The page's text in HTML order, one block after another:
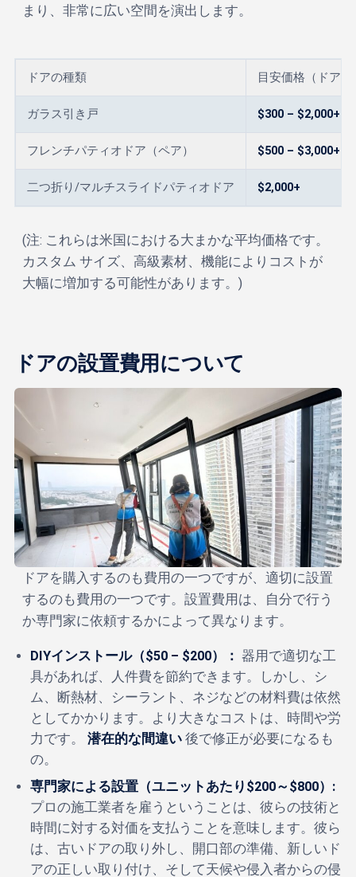
まり、非常に広い空間を演出します。
ドアの種類 目安価格（ドア
ガラス引き戸 $300 – $2,000+
フレンチパティオドア（ペア） $500 – $3,000+
二つ折り/マルチスライドパティオドア $2,000+
(注: これらは米国における大まかな平均価格です。
カスタム サイズ、高級素材、機能によりコストが
大幅に増加する可能性があります。)
ドアの設置費用について
ドアを購入するのも費用の一つですが、適切に設置
するのも費用の一つです。設置費用は、自分で行う
か専門家に依頼するかによって異なります。
DIYインストール（$50 – $200）： 器用で適切な工
具があれば、人件費を節約できます。しかし、シ
ム、断熱材、シーラント、ネジなどの材料費は依然
としてかかります。より大きなコストは、時間や労
力です。 潜在的な間違い 後で修正が必要になるも
の。
専門家による設置（ユニットあたり$200～$800）:
プロの施工業者を雇うということは、彼らの技術と
時間に対する対価を支払うことを意味します。彼ら
は、古いドアの取り外し、開口部の準備、新しいド
アの正しい取り付け、そして天候や侵入者からの侵